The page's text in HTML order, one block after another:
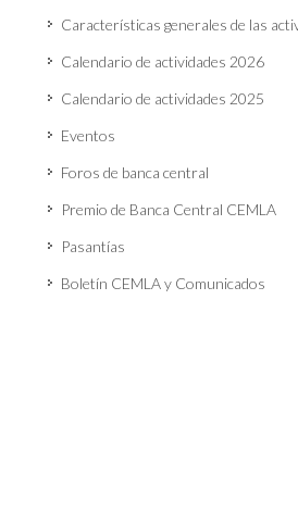
Características generales de las
Calendario de actividades 2026
Calendario de actividades 2025
Eventos
Foros de banca central
Premio de Banca Central CEMLA
Pasantías
Boletín CEMLA y Comunicados